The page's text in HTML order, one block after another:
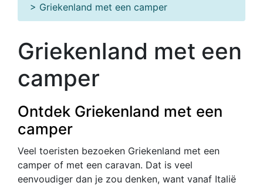
> Griekenland met een camper
Griekenland met een
camper
Ontdek Griekenland met een
camper
Veel toeristen bezoeken Griekenland met een
camper of met een caravan. Dat is veel
eenvoudiger dan je zou denken, want vanaf Italië